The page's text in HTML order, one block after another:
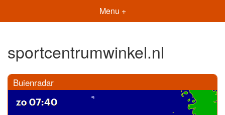
Menu +
sportcentrumwinkel.nl
Buienradar